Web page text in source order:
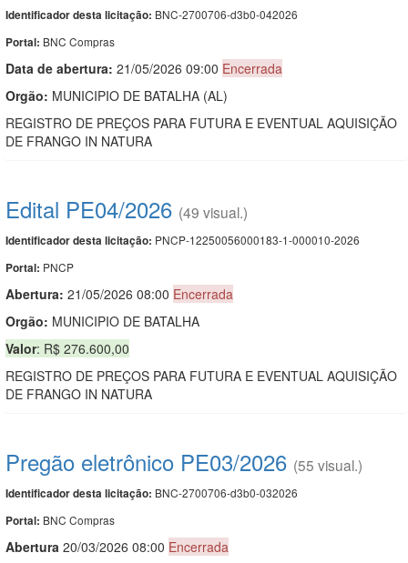
Identificador desta licitação: BNC-2700706-d3b0-042026
Portal: BNC Compras
Data de abertura: 21/05/2026 09:00 Encerrada
Orgão: MUNICIPIO DE BATALHA (AL)
REGISTRO DE PREÇOS PARA FUTURA E EVENTUAL AQUISIÇÃO
DE FRANGO IN NATURA
Edital PE04/2026 (49 visual.)
Identificador desta licitação: PNCP-12250056000183-1-000010-2026
Portal: PNCP
Abertura: 21/05/2026 08:00 Encerrada
Orgão: MUNICIPIO DE BATALHA
Valor: R$ 276.600,00
REGISTRO DE PREÇOS PARA FUTURA E EVENTUAL AQUISIÇÃO
DE FRANGO IN NATURA
Pregão eletrônico PE03/2026 (55 visual.)
Identificador desta licitação: BNC-2700706-d3b0-032026
Portal: BNC Compras
Abertura 20/03/2026 08:00 Encerrada